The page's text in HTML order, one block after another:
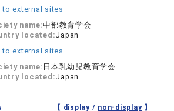
to external sites
name:中部教育学会
located:Japan
to external sites
name: 日本乳幼児教育学会
located:Japan
【 display / non-display】